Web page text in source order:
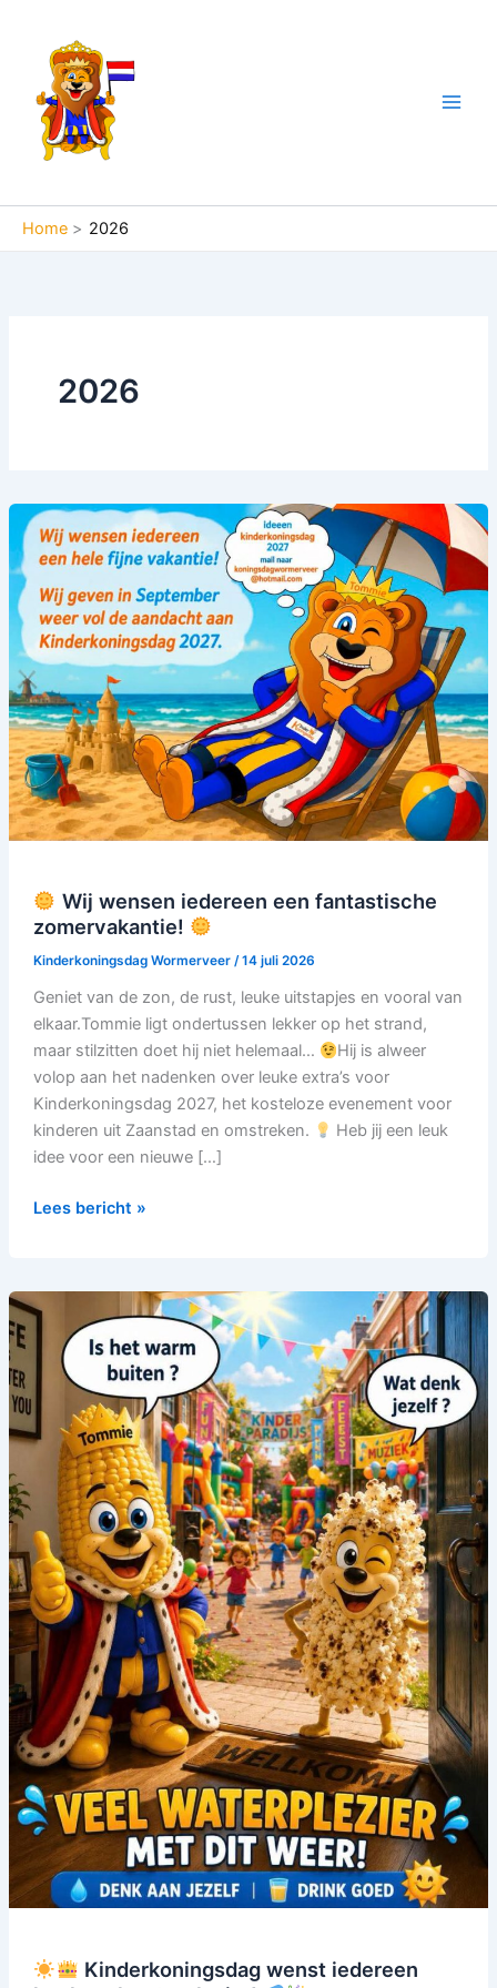
inhoud
Home 2026
2026
Wij wensen iedereen een fantastische
zomervakantie!
Kinderkoningsdag Wormerveer /14 juli 2026
Geniet van de zon, de rust, leuke uitstapjes en vooral van
elkaar.Tommie ligt ondertussen lekker op het strand,
maar stilzitten doet hij niet helemaal…
Hij is alweer
volop aan het nadenken over leuke extra’s voor
Kinderkoningsdag 2027, het kosteloze evenement voor
kinderen uit Zaanstad en omstreken.
Heb jij een leuk
idee voor een nieuwe […]
Wij
wensen
iedereen
een
fantastische
zomervakantie!
Lees bericht »
Kinderkoningsdag wenst iedereen
Kinderkoningsdag
wenst
iedereen
heel
veel
waterplezier!